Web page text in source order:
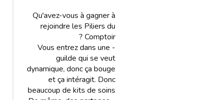
Qu'avez-vous à gagner à
rejoindre les Piliers du
Comptoir ?
- Vous entrez dans une
guilde qui se veut
dynamique, donc ça bouge
et ça intéragit. Donc
beaucoup de kits de soins